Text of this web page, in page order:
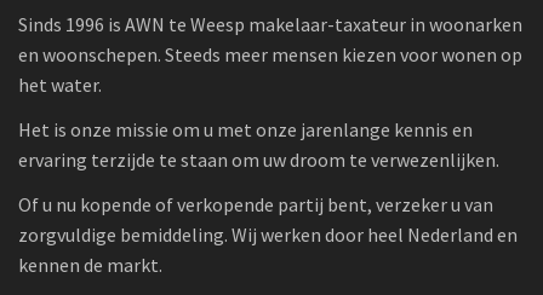
Sinds 1996 is AWN te Weesp makelaar-taxateur in woonarken
en woonschepen. Steeds meer mensen kiezen voor wonen op
het water.
Het is onze missie om u met onze jarenlange kennis en
ervaring terzijde te staan om uw droom te verwezenlijken.
Of u nu kopende of verkopende partij bent, verzeker u van
zorgvuldige bemiddeling. Wij werken door heel Nederland en
kennen de markt.